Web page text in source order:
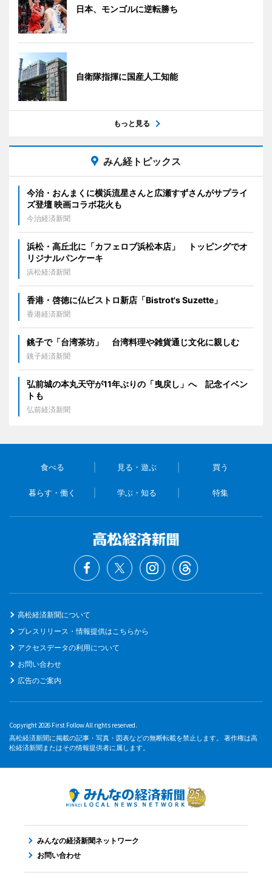
日本、モンゴルに逆転勝ち
自衛隊指揮に国産人工知能
もっと見る
みん経トピックス
今治・おんまくに横浜流星さんと広瀬すずさんがサプライ
ズ登壇 映画コラボ花火も
今治経済新聞
浜松・高丘北に「カフェロブ浜松本店」 トッピングでオ
リジナルパンケーキ
浜松経済新聞
香港・啓徳に仏ビストロ新店「Bistrot's Suzette」
香港経済新聞
銚子で「台湾茶坊」 台湾料理や雑貨通じ文化に親しむ
銚子経済新聞
弘前城の本丸天守が11年ぶりの「曳戻し」へ 記念イベン
トも
弘前経済新聞
食べる 見る・遊ぶ 買う
暮らす・働く 学ぶ・知る 特集
高松経済新聞について
プレスリリース・情報提供はこちらから
アクセスデータの利用について
お問い合わせ
広告のご案内
Copyright 2026 First Follow All rights reserved.
高松経済新聞に掲載の記事・写真・図表などの無断転載を禁止します。 著作権は高
松経済新聞またはその情報提供者に属します。
みんなの経済新聞ネットワーク
お問い合わせ